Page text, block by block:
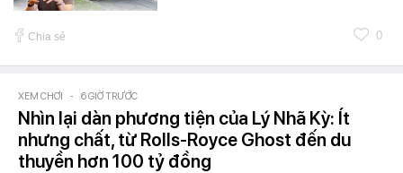
Chia sẻ 0
XEM CHƠI - 6 GIỜ TRƯỚC
Nhìn lại dàn phương tiện của Lý Nhã Kỳ: Ít
nhưng chất, từ Rolls-Royce Ghost đến du
thuyền hơn 100 tỷ đồng